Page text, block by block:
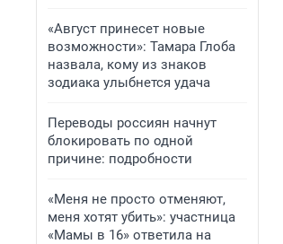
«Август принесет новые
возможности»: Тамара Глоба
назвала, кому из знаков
зодиака улыбнется удача
Переводы россиян начнут
блокировать по одной
причине: подробности
«Меня не просто отменяют,
меня хотят убить»: участница
«Мамы в 16» ответила на